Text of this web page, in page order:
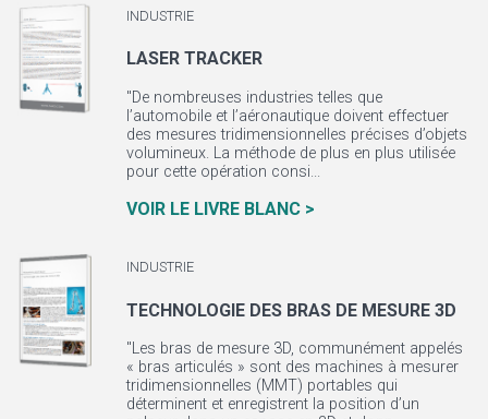
INDUSTRIE
LASER TRACKER
"De nombreuses industries telles que
l’automobile et l’aéronautique doivent effectuer
des mesures tridimensionnelles précises d’objets
volumineux. La méthode de plus en plus utilisée
pour cette opération consi...
VOIR LE LIVRE BLANC >
INDUSTRIE
TECHNOLOGIE DES BRAS DE MESURE 3D
"Les bras de mesure 3D, communément appelés
« bras articulés » sont des machines à mesurer
tridimensionnelles (MMT) portables qui
déterminent et enregistrent la position d’un